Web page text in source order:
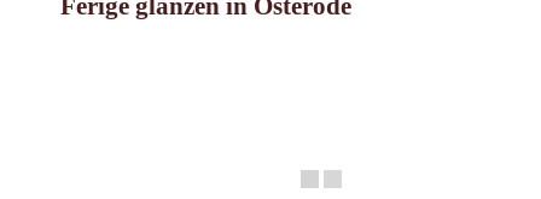
Ferige glänzen in Osterode